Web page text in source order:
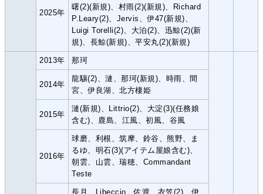
2025年
曙(2)(新規)、村雨(2)(新規)、Richard
P.Leary(2)、Jervis、伊47(新規)、
Luigi Torelli(2)、大泊(2)、迅鯨(2)(新
規)、長鯨(新規)、平安丸(2)(新規)
2013年 那珂
2014年
龍驤(2)、漣、那珂(新規)、時雨、間
宮、伊良湖、北方棲姫
2015年
漣(新規)、Littrio(2)、大淀(3)(任務娘
含む)、鹿島、江風、初風、谷風
2016年
球磨、利根、筑摩、鈴谷、熊野、ま
るゆ、明石(3)(アイテム屋娘含む)、
朝雲、山雲、瑞穂、Commandant
Teste
長月、Libeccio、佐渡、衣笠(2)、伊